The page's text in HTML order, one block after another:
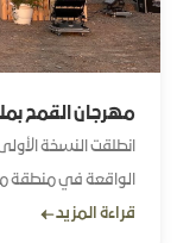
مهرجان القمح
الواقعة في منطقة
والثروة الحيوانية
قراءة المزيد